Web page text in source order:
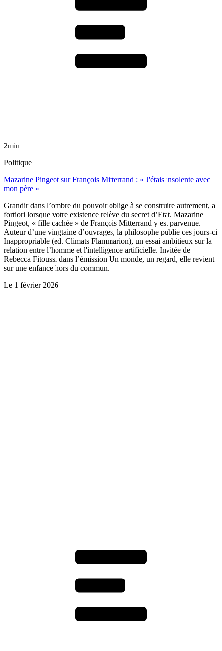
2min
Politique
Mazarine Pingeot sur François Mitterrand : « J'étais insolente avec
mon père »
Grandir dans l’ombre du pouvoir oblige à se construire autrement, a
fortiori lorsque votre existence relève du secret d’Etat. Mazarine
Pingeot, « fille cachée » de François Mitterrand y est parvenue.
Auteur d’une vingtaine d’ouvrages, la philosophe publie ces jours-ci
Inappropriable (ed. Climats Flammarion), un essai ambitieux sur la
relation entre l’homme et l'intelligence artificielle. Invitée de
Rebecca Fitoussi dans l’émission Un monde, un regard, elle revient
sur une enfance hors du commun.
Le 1 février 2026